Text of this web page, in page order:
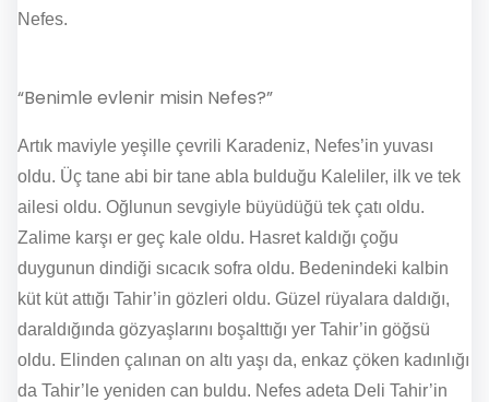
Nefes.
“Benimle evlenir misin Nefes?”
Artık maviyle yeşille çevrili Karadeniz, Nefes’in yuvası
oldu. Üç tane abi bir tane abla bulduğu Kaleliler, ilk ve tek
ailesi oldu. Oğlunun sevgiyle büyüdüğü tek çatı oldu.
Zalime karşı er geç kale oldu. Hasret kaldığı çoğu
duygunun dindiği sıcacık sofra oldu. Bedenindeki kalbin
küt küt attığı Tahir’in gözleri oldu. Güzel rüyalara daldığı,
daraldığında gözyaşlarını boşalttığı yer Tahir’in göğsü
oldu. Elinden çalınan on altı yaşı da, enkaz çöken kadınlığı
da Tahir’le yeniden can buldu. Nefes adeta Deli Tahir’in